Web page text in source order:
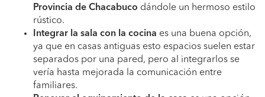
Provincia de Chacabuco dándole un hermoso estilo
rústico.
Integrar la sala con la cocina es una buena opción,
ya que en casas antiguas esto espacios suelen estar
separados por una pared, pero al integrarlos se
vería hasta mejorada la comunicación entre
familiares.